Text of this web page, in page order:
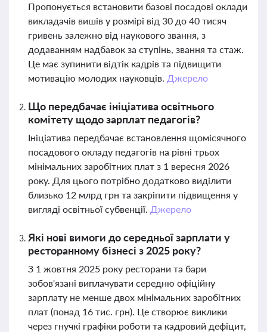
Пропонується встановити базові посадові оклади
викладачів вишів у розмірі від 30 до 40 тисяч
гривень залежно від наукового звання, з
додаванням надбавок за ступінь, звання та стаж.
Це має зупинити відтік кадрів та підвищити
мотивацію молодих науковців. Джерело
Що передбачає ініціатива освітнього
комітету щодо зарплат педагогів?
Ініціатива передбачає встановлення щомісячного
посадового окладу педагогів на рівні трьох
мінімальних заробітних плат з 1 вересня 2026
року. Для цього потрібно додатково виділити
близько 12 млрд грн та закріпити підвищення у
вигляді освітньої субвенції. Джерело
Які нові вимоги до середньої зарплати у
ресторанному бізнесі з 2025 року?
З 1 жовтня 2025 року ресторани та бари
зобов'язані виплачувати середню офіційну
зарплату не менше двох мінімальних заробітних
плат (понад 16 тис. грн). Це створює виклики
через гнучкі графіки роботи та кадровий дефіцит,